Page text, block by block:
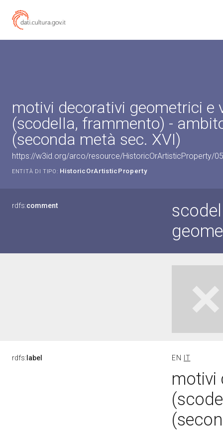
motivi decorativi geometrici e
(scodella, frammento) -
(seconda metà sec. XVI)
https://w3id.org/arco/resource/HistoricOrArtisticProperty/
ENTITÀ DI TIPO: HistoricOrArtisticProperty
rdfs:comment
rdfs: label EN IT
motivi